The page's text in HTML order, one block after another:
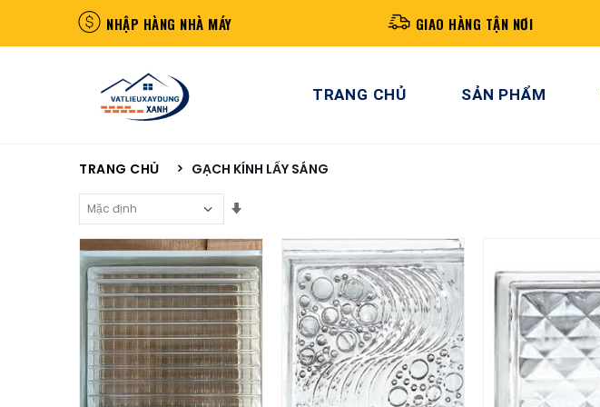
NHẬP HÀNG NHÀ MÁY GIAO HÀNG TẬN NƠI
TRANG CHỦ SẢN PHẨM
TRANG CHỦ GẠCH KÍNH LẤY SÁNG
Sắp Xếp Theo